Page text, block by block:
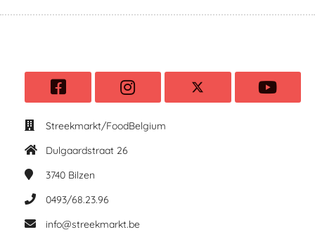
Streekmarkt/FoodBelgium
Dulgaardstraat 26
3740 Bilzen
0493/68.23.96
info@streekmarkt.be